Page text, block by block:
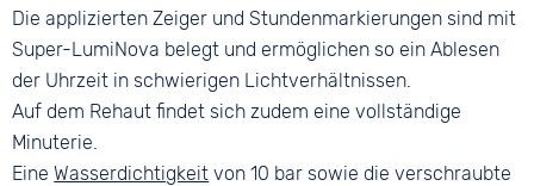
Die applizierten Zeiger und Stundenmarkierungen sind mit
Super-LumiNova belegt und ermöglichen so ein Ablesen
der Uhrzeit in schwierigen Lichtverhältnissen.
Auf dem Rehaut findet sich zudem eine vollständige
Minuterie.
EineWasserdichtigkeit von 10 bar sowie die verschraubte